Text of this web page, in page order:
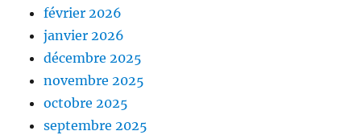
février 2026
janvier 2026
décembre 2025
novembre 2025
octobre 2025
septembre 2025